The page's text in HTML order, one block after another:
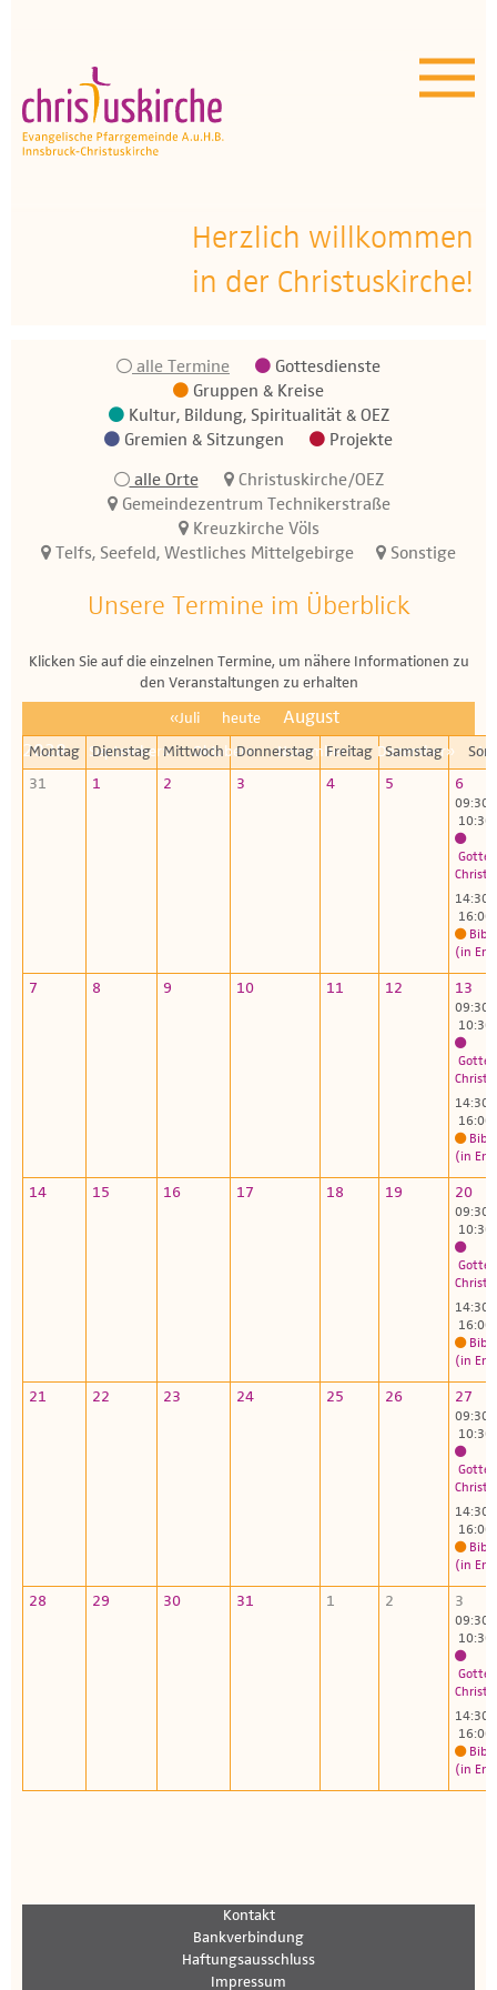
Unser Angebot
OEZ
Wissenswertes
Kontakt
Herzlich willkommen
in der Christuskirche!
alle Termine
Gottesdienste
Gruppen & Kreise
Kultur, Bildung, Spiritualität & OEZ
Gremien & Sitzungen
Projekte
alle Orte
Christuskirche/OEZ
Gemeindezentrum Technikerstraße
Kreuzkirche Völs
Telfs, Seefeld, Westliches Mittelgebirge
Sonstige
Unsere Termine im Überblick
Klicken Sie auf die einzelnen Termine, um nähere Informationen zu
den Veranstaltungen zu erhalten
«Juli heute
August
2028
September» Oktober» November» Dezember»
Montag Dienstag Mittwoch Donnerstag Freitag Samstag
31 1 2 3 4 5 6
09:30
10:30
14:30
16:00
(in
7 8 9 10 11 12 13
09:30
10:30
14:30
16:00
(in
14 15 16 17 18 19 20
09:30
10:30
14:30
16:00
(in
21 22 23 24 25 26 27
09:30
10:30
14:30
16:00
(in
28 29 30 31 1 2 3
09:30
10:30
14:30
16:00
(in
Kontakt
Bankverbindung
Haftungsausschluss
Impressum